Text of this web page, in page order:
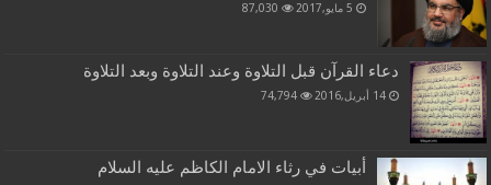
5 مايو,2017 87,030
دعاء القرآن قبل التلاوة وعند التلاوة وبعد التلاوة
14 أبريل,2016 74,794
أبيات في رثاء الامام الكاظم عليه السلام